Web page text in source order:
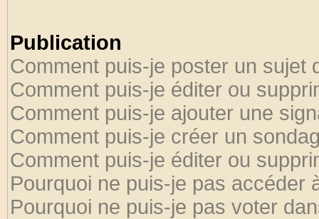
Publication
Comment puis-je poster un sujet
Comment puis-je éditer ou
Comment puis-je ajouter une
Comment puis-je créer un
Comment puis-je éditer ou
Pourquoi ne puis-je pas accéder
Pourquoi ne puis-je pas voter